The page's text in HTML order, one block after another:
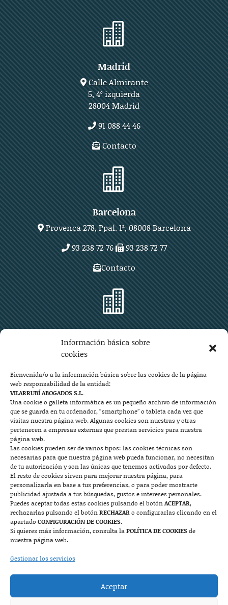
Información básica sobre
cookies
Bienvenida/o a la información básica sobre las cookies de la página
web responsabilidad de la entidad:
VILARRUBÍ ABOGADOS S.L.
Una cookie o galleta informática es un pequeño archivo de información
que se guarda en tu ordenador, “smartphone” o tableta cada vez que
visitas nuestra página web. Algunas cookies son nuestras y otras
pertenecen a empresas externas que prestan servicios para nuestra
página web.
Las cookies pueden ser de varios tipos: las cookies técnicas son
necesarias para que nuestra página web pueda funcionar, no necesitan
de tu autorización y son las únicas que tenemos activadas por defecto.
El resto de cookies sirven para mejorar nuestra página, para
personalizarla en base a tus preferencias, o para poder mostrarte
publicidad ajustada a tus búsquedas, gustos e intereses personales.
Puedes aceptar todas estas cookies pulsando el botónACEPTAR,
rechazarlas pulsando el botónRECHAZARo configurarlas clicando en el
apartado CONFIGURACIÓN DE COOKIES.
Si quieres más información, consulta laPOLÍTICA DE COOKIESde
nuestra página web.
Gestionar los servicios
Aceptar

Madrid
Calle Almirante
5, 4º izquierda
28004 Madrid
91 088 44 46
Contacto

Barcelona
Provença 278, Ppal. 1ª, 08008 Barcelona
93 238 72 76
93 238 72 77
Contacto

Plaza Aragón 10, planta 11ª, 50004 Zaragoza
976 219 571
976 225 209
Contacto

Mallorca
Josep Pla, n°6, 07400 Alcudia (Mallorca)
722 131 870
Contacto

Plaza Mayor 7, 1º, 22400 Monzón (Huesca)
974 415 252